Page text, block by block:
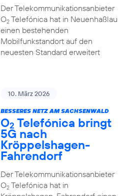
Der Telekommunikationsanbieter
O2Telefónica hat in Neuenhaßlau
einen bestehenden
Mobilfunkstandort auf den
neuesten Standard erweitert
10. März 2026
BESSERES NETZ AM SACHSENWALD
O2 Telefónica bringt
5G nach
Kröppelshagen-
Fahrendorf
Der Telekommunikationsanbieter
O2Telefónica hat in